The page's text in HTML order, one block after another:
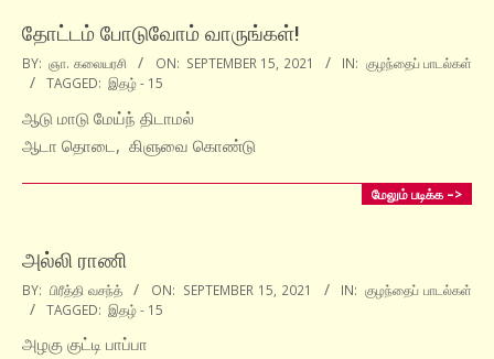
தோட்டம் போடுவோம் வாருங்கள்!
2021-
09-
15
BY: ஞா. கலையரசி ON: SEPTEMBER 15, 2021 IN: குழந்தைப் பாடல்கள்
TAGGED: இதழ் - 15
ஆடு மாடு மேய்ந் திடாமல்
ஆடா தொடை, கிளுவை கொண்டு
மேலும் படிக்க –>
அல்லி ராணி
2021-
09-
15
BY: பிரீத்தி வசந்த் ON: SEPTEMBER 15, 2021 IN: குழந்தைப் பாடல்கள்
TAGGED: இதழ் - 15
அழகு குட்டி பாப்பா